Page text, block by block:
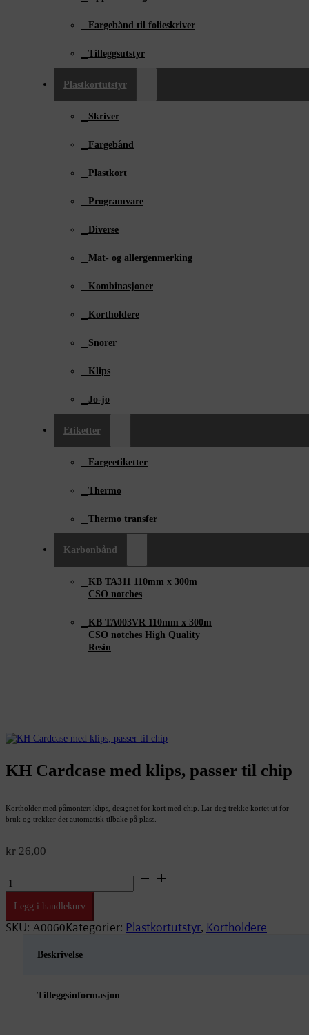
Fargebånd til folieskriver
Tilleggsutstyr
Plastkortutstyr
Skriver
Fargebånd
Plastkort
Programvare
Diverse
Mat- og allergenmerking
Kombinasjoner
Kortholdere
Snorer
Klips
Jo-jo
Etiketter
Fargeetiketter
Thermo
Thermo transfer
Karbonbånd
KB TA311 110mm x ­300m
CSO notches
KB TA003VR 110mm x 300m
CSO notches High Quality
Resin
KH Cardcase med klips, passer til chip
Kortholder med påmontert klips, designet for kort med chip. Lar deg trekke kortet ut for
bruk og trekker det automatisk tilbake på plass.
kr 26,00
KH
Cardcase
med
klips,
passer
Legg i handlekurv
SKU: A0060Kategorier: Plastkortutstyr, Kortholdere
Beskrivelse
Tilleggsinformasjon